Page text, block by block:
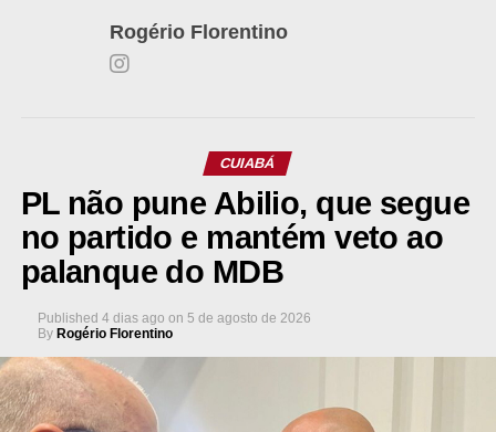
Rogério Florentino
CUIABÁ
PL não pune Abilio, que segue
no partido e mantém veto ao
palanque do MDB
Published 4 dias ago on 5 de agosto de 2026
By Rogério Florentino